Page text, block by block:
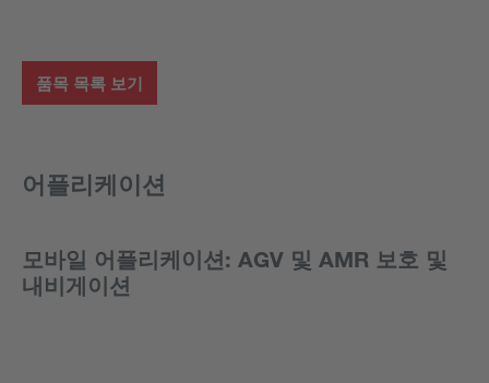
품목 목록 보기
어플리케이션
모바일 어플리케이션: AGV 및 AMR 보호 및
내비게이션